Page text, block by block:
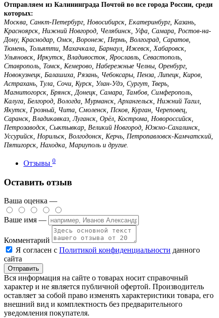
Отправляем из Калининграда Почтой во все города России, среди
которых:
Москва, Санкт-Петербург, Новосибирск, Екатеринбург, Казань,
Красноярск, Нижний Новгород, Челябинск, Уфа, Самара, Ростов-на-
Дону, Краснодар, Омск, Воронеж, Пермь, Волгоград, Саратов,
Тюмень, Тольятти, Махачкала, Барнаул, Ижевск, Хабаровск,
Ульяновск, Иркутск, Владивосток, Ярославль, Севастополь,
Ставрополь, Томск, Кемерово, Набережные Челны, Оренбург,
Новокузнецк, Балашиха, Рязань, Чебоксары, Пенза, Липецк, Киров,
Астрахань, Тула, Сочи, Курск, Улан-Удэ, Сургут, Тверь,
Магнитогорск, Брянск, Донецк, Самара, Тамбов, Симферополь,
Калуга, Белгород, Вологда, Мурманск, Архангельск, Нижний Тагил,
Якутск, Грозный, Чита, Смоленск, Псков, Курган, Череповец,
Саранск, Владикавказ, Луганск, Орёл, Кострома, Новороссийск,
Петрозаводск, Сыктывкар, Великий Новгород, Южно-Сахалинск,
Уссурийск, Норильск, Волгодонск, Керчь, Петропавловск-Камчатский,
Пятигорск, Находка, Мариуполь и другие.
Отзывы 0
Оставить отзыв
Ваша оценка —
Ваше имя —
Комментарий
Я согласен с Политикой конфиденциальности данного
сайта
Вся информация на сайте о товарах носит справочный
характер и не является публичной офертой. Производитель
оставляет за собой право изменять характеристики товара, его
внешний вид и комплектность без предварительного
уведомления покупателя.